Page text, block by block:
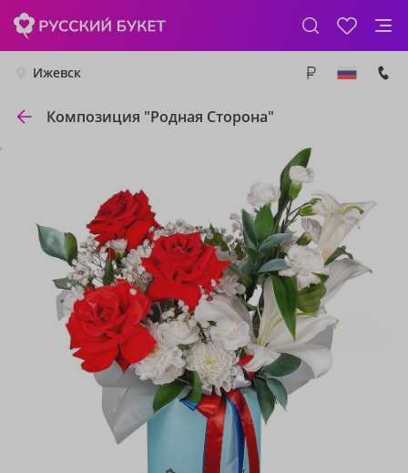
Ижевск
Композиция "Родная Сторона"